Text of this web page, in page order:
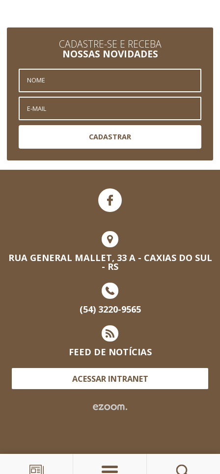
CADASTRE-SE E RECEBA
NOSSAS NOVIDADES
CADASTRAR
RUA GENERAL MALLET, 33 A - CAXIAS DO SUL
- RS
(54) 3220-9565
FEED DE NOTÍCIAS
ACESSAR INTRANET